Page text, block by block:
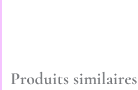
Produits similaires